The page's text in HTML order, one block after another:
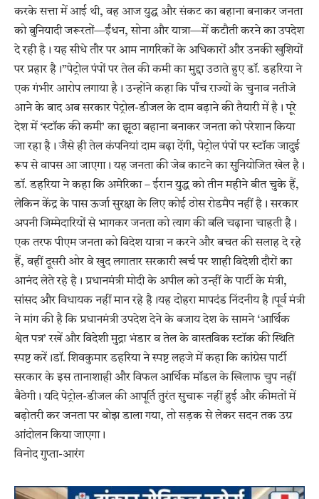
करके सत्ता में आई थी, वह आज युद्ध और संकट का बहाना बनाकर जनता
को बुनियादी जरूरतों—ईंधन, सोना और यात्रा—में कटौती करने का उपदेश
दे रही है। यह सीधे तौर पर आम नागरिकों के अधिकारों और उनकी खुशियों
पर प्रहार है।”पेट्रोल पंपों पर तेल की कमी का मुद्दा उठाते हुए डॉ. डहरिया ने
एक गंभीर आरोप लगाया है। उन्होंने कहा कि पाँच राज्यों के चुनाव नतीजे
आने के बाद अब सरकार पेट्रोल-डीजल के दाम बढ़ाने की तैयारी में है। पूरे
देश में ‘स्टॉक की कमी’ का झूठा बहाना बनाकर जनता को परेशान किया
जा रहा है। जैसे ही तेल कंपनियां दाम बढ़ा देंगी, पेट्रोल पंपों पर स्टॉक जादुई
रूप से वापस आ जाएगा। यह जनता की जेब काटने का सुनियोजित खेल है।
डॉ. डहरिया ने कहा कि अमेरिका – ईरान युद्ध को तीन महीने बीत चुके हैं,
लेकिन केंद्र के पास ऊर्जा सुरक्षा के लिए कोई ठोस रोडमैप नहीं है। सरकार
अपनी जिम्मेदारियों से भागकर जनता को त्याग की बलि चढ़ाना चाहती है।
एक तरफ पीएम जनता को विदेश यात्रा न करने और बचत की सलाह दे रहे
हैं, वहीं दूसरी ओर वे खुद लगातार सरकारी खर्च पर शाही विदेशी दौरों का
आनंद लेते रहे है। प्रधानमंत्री मोदी के अपील को उन्हीं के पार्टी के मंत्री,
सांसद और विधायक नहीं मान रहे है।यह दोहरा मापदंड निंदनीय है।पूर्व मंत्री
ने मांग की है कि प्रधानमंत्री उपदेश देने के बजाय देश के सामने ‘आर्थिक
श्वेत पत्र’ रखें और विदेशी मुद्रा भंडार व तेल के वास्तविक स्टॉक की स्थिति
स्पष्ट करें।डॉ. शिवकुमार डहरिया ने स्पष्ट लहजे में कहा कि कांग्रेस पार्टी
सरकार के इस तानाशाही और विफल आर्थिक मॉडल के खिलाफ चुप नहीं
बैठेगी। यदि पेट्रोल-डीजल की आपूर्ति तुरंत सुचारू नहीं हुई और कीमतों में
बढ़ोतरी कर जनता पर बोझ डाला गया, तो सड़क से लेकर सदन तक उग्र
आंदोलन किया जाएगा।
विनोद गुप्ता-आरंग